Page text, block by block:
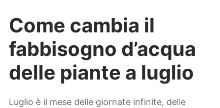
Come cambia il
fabbisogno d’acqua
delle piante a luglio
Luglio è il mese delle giornate infinite, delle